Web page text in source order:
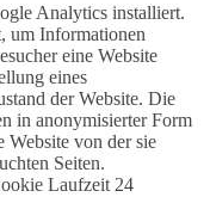
Analytics installiert.
um Informationen
eine Website
eines
der Website. Die
in anonymisierter Form
Website von der sie
Seiten.
Laufzeit 24